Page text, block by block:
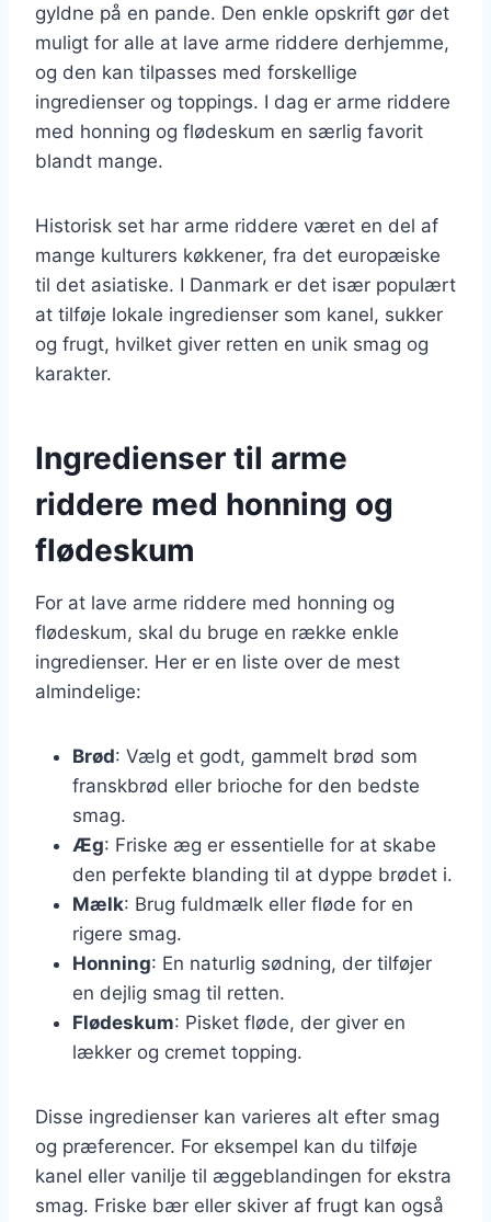
gyldne på en pande. Den enkle opskrift gør det
muligt for alle at lave arme riddere derhjemme,
og den kan tilpasses med forskellige
ingredienser og toppings. I dag er arme riddere
med honning og flødeskum en særlig favorit
blandt mange.
Historisk set har arme riddere været en del af
mange kulturers køkkener, fra det europæiske
til det asiatiske. I Danmark er det især populært
at tilføje lokale ingredienser som kanel, sukker
og frugt, hvilket giver retten en unik smag og
karakter.
Ingredienser til arme
riddere med honning og
flødeskum
For at lave arme riddere med honning og
flødeskum, skal du bruge en række enkle
ingredienser. Her er en liste over de mest
almindelige:
Brød: Vælg et godt, gammelt brød som
franskbrød eller brioche for den bedste
smag.
Æg: Friske æg er essentielle for at skabe
den perfekte blanding til at dyppe brødet i.
Mælk: Brug fuldmælk eller fløde for en
rigere smag.
Honning: En naturlig sødning, der tilføjer
en dejlig smag til retten.
Flødeskum: Pisket fløde, der giver en
lækker og cremet topping.
Disse ingredienser kan varieres alt efter smag
og præferencer. For eksempel kan du tilføje
kanel eller vanilje til æggeblandingen for ekstra
smag. Friske bær eller skiver af frugt kan også